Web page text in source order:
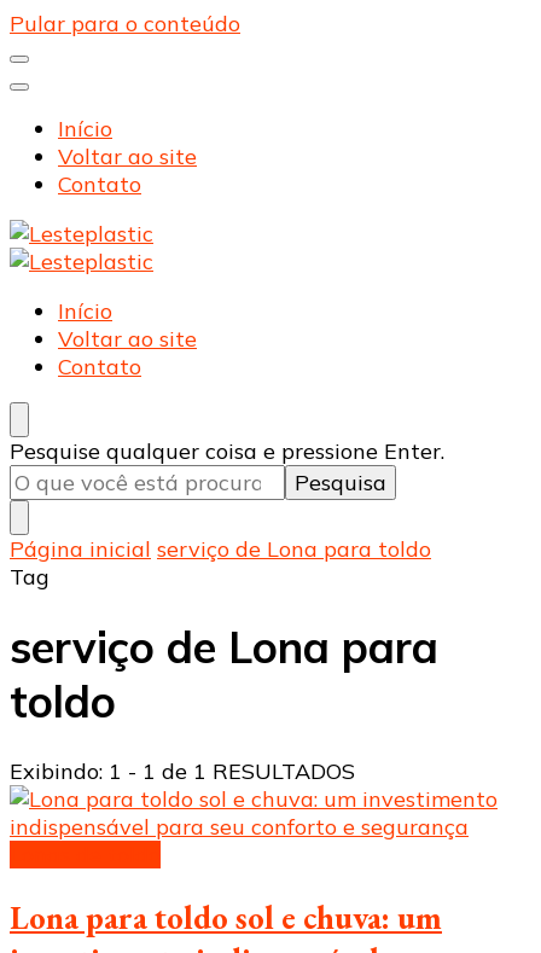
Pular para o conteúdo
Início
Voltar ao site
Contato
Lesteplastic
Blog – Lesteplastic
Lesteplastic
Blog – Lesteplastic
Início
Voltar ao site
Contato
Procurando
algo?
Pesquise qualquer coisa e pressione Enter.
Página inicial serviço de Lona para toldo
Tag
serviço de Lona para
toldo
Exibindo: 1 - 1 de 1 RESULTADOS
Lona para toldo sol e chuva: um